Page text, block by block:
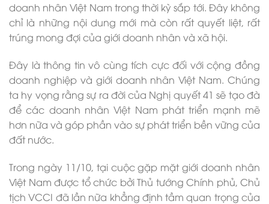
doanh nhân Việt Nam trong thời kỳ sắp tới. Đây không
chỉ là những nội dung mới mà còn rất quyết liệt, rất
trúng mong đợi của giới doanh nhân và xã hội.
Đây là thông tin vô cùng tích cực đối với cộng đồng
doanh nghiệp và giới doanh nhân Việt Nam. Chúng
ta hy vọng rằng sự ra đời của Nghị quyết 41 sẽ tạo đà
để các doanh nhân Việt Nam phát triển mạnh mẽ
hơn nữa và góp phần vào sự phát triển bền vững của
đất nước.
Trong ngày 11/10, tại cuộc gặp mặt giới doanh nhân
Việt Nam được tổ chức bởi Thủ tướng Chính phủ, Chủ
tịch VCCI đã lần nữa khẳng định tầm quan trọng của